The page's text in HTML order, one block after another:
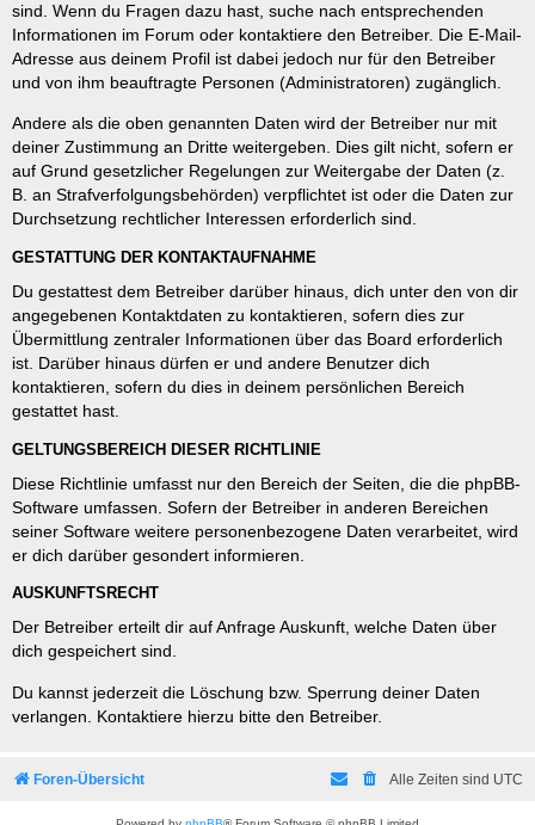
sind. Wenn du Fragen dazu hast, suche nach entsprechenden
Informationen im Forum oder kontaktiere den Betreiber. Die E-Mail-
Adresse aus deinem Profil ist dabei jedoch nur für den Betreiber
und von ihm beauftragte Personen (Administratoren) zugänglich.
Andere als die oben genannten Daten wird der Betreiber nur mit
deiner Zustimmung an Dritte weitergeben. Dies gilt nicht, sofern er
auf Grund gesetzlicher Regelungen zur Weitergabe der Daten (z.
B. an Strafverfolgungsbehörden) verpflichtet ist oder die Daten zur
Durchsetzung rechtlicher Interessen erforderlich sind.
GESTATTUNG DER KONTAKTAUFNAHME
Du gestattest dem Betreiber darüber hinaus, dich unter den von dir
angegebenen Kontaktdaten zu kontaktieren, sofern dies zur
Übermittlung zentraler Informationen über das Board erforderlich
ist. Darüber hinaus dürfen er und andere Benutzer dich
kontaktieren, sofern du dies in deinem persönlichen Bereich
gestattet hast.
GELTUNGSBEREICH DIESER RICHTLINIE
Diese Richtlinie umfasst nur den Bereich der Seiten, die die phpBB-
Software umfassen. Sofern der Betreiber in anderen Bereichen
seiner Software weitere personenbezogene Daten verarbeitet, wird
er dich darüber gesondert informieren.
AUSKUNFTSRECHT
Der Betreiber erteilt dir auf Anfrage Auskunft, welche Daten über
dich gespeichert sind.
Du kannst jederzeit die Löschung bzw. Sperrung deiner Daten
verlangen. Kontaktiere hierzu bitte den Betreiber.
Foren-Übersicht Alle Zeiten sind UTC